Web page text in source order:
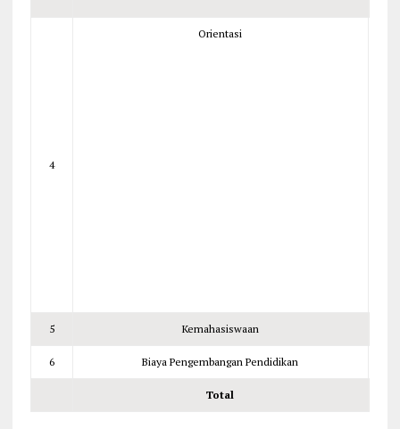
4
Orientasi
5 Kemahasiswaan
6 Biaya Pengembangan Pendidikan
Total